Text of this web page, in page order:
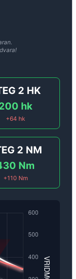
2 HK
hk
+64 hk
2 NM
Nm
+110 Nm